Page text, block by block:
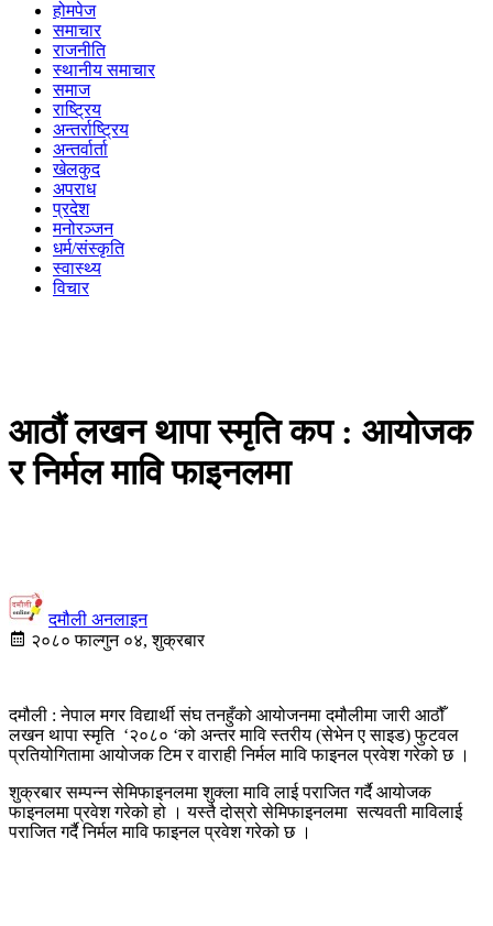
होमपेज
समाचार
राजनीति
स्थानीय समाचार
समाज
राष्ट्रिय
अन्तर्राष्ट्रिय
अन्तर्वार्ता
खेलकुद
अपराध
प्रदेश
मनोरञ्जन
धर्म/संस्कृति
स्वास्थ्य
विचार
आठौं लखन थापा स्मृति कप : आयोजक
र निर्मल मावि फाइनलमा
दमौली अनलाइन
२०८० फाल्गुन ०४, शुक्रबार
दमौली : नेपाल मगर विद्यार्थी संघ तनहुँको आयोजनमा दमौलीमा जारी आठौँ
लखन थापा स्मृति ‘२०८० ‘को अन्तर मावि स्तरीय (सेभेन ए साइड) फुटवल
प्रतियोगितामा आयोजक टिम र वाराही निर्मल मावि फाइनल प्रवेश गरेको छ ।
शुक्रबार सम्पन्न सेमिफाइनलमा शुक्ला मावि लाई पराजित गर्दै आयोजक
फाइनलमा प्रवेश गरेको हो । यस्तै दोस्रो सेमिफाइनलमा सत्यवती माविलाई
पराजित गर्दै निर्मल मावि फाइनल प्रवेश गरेको छ ।